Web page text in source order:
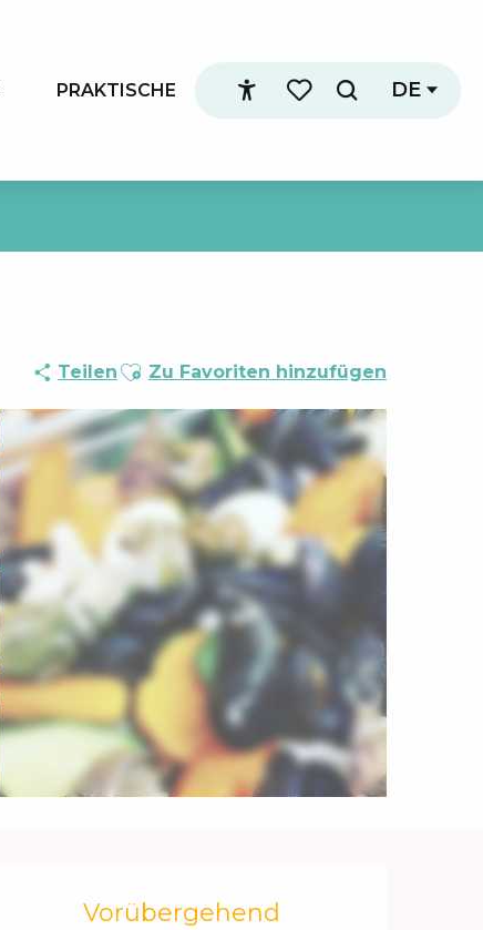
Accessibilité
Voir les favoris
Suche
DE
PRAKTISCHE
Teilen Ajouter aux favoris
Zu Favoriten hinzufügen
Öffnungszeiten &
Vorübergehend